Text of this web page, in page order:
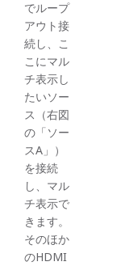
でループ
アウト接
続し、こ
こにマル
チ表示し
たいソー
ス（右図
の「ソー
スA」）
を接続
し、マル
チ表示で
きます。
そのほか
のHDMI